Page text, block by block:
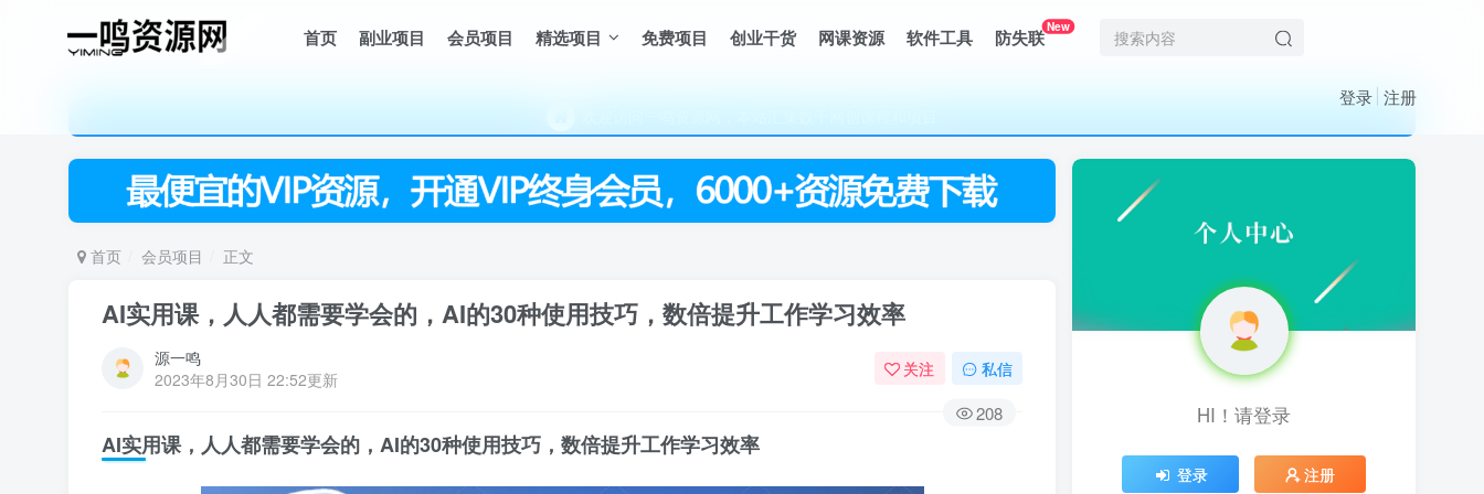
首页 副业项目 会员项目 精选项目 免费项目 创业干货 网课资源 软件工具 防失联New
登录 注册
欢迎访问一鸣资源网，本站汇集数千网创课程和项目
首页 会员项目 正文
AI实用课，人人都需要学会的，AI的30种使用技巧，数倍提升工作学习效率
源一鸣
2023年8月30日 22:52更新
关注 私信
208
AI实用课，人人都需要学会的，AI的30种使用技巧，数倍提升工作学习效率
HI！请登录
登录 注册
HI！请登录
登录 注册